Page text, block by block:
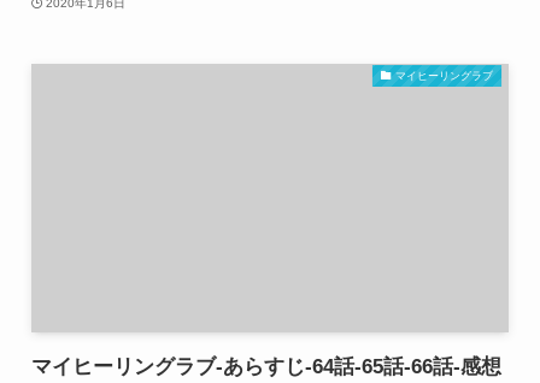
マイヒーリングラブ
マイヒーリングラブ-あらすじ-64話-65話-66話-感想